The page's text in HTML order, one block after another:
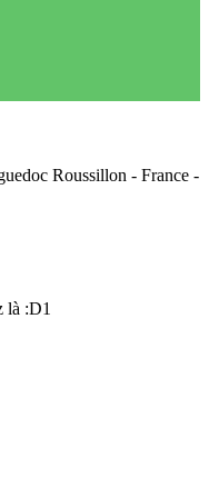
Roussillon - France -
là :D1